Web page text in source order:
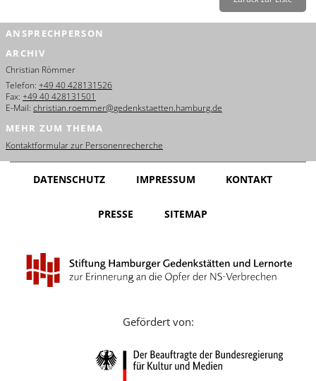
Français
Dansk
Español
Nederlands
Português
Русский
ANSPRECHPERSON
ARCHIV
Christian Römmer
Telefon: +49 40 428131526
Fax: +49 40 428131501
E-Mail: christian.roemmer@gedenkstaetten.hamburg.de
MEHR ZUM THEMA
Kontaktformular zur Personenrecherche
DATENSCHUTZ IMPRESSUM KONTAKT
PRESSE SITEMAP
Gefördert von: